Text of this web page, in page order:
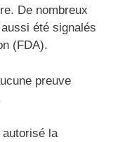
De nombreux
été signalés
(FDA).
preuve
la